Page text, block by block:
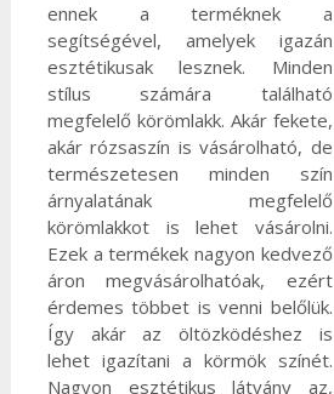
ennek a terméknek a
segítségével, amelyek igazán
esztétikusak lesznek. Minden
stílus számára található
megfelelő körömlakk. Akár fekete,
akár rózsaszín is vásárolható, de
természetesen minden szín
árnyalatának megfelelő
körömlakkot is lehet vásárolni.
Ezek a termékek nagyon kedvező
áron megvásárolhatóak, ezért
érdemes többet is venni belőlük.
Így akár az öltözködéshez is
lehet igazítani a körmök színét.
Nagyon esztétikus látvány az,